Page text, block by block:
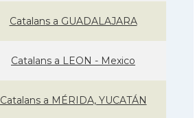
Catalans a GUADALAJARA
Catalans a LEON - Mexico
Catalans a MÉRIDA, YUCATÁN